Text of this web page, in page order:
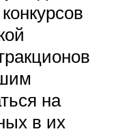
на
в их